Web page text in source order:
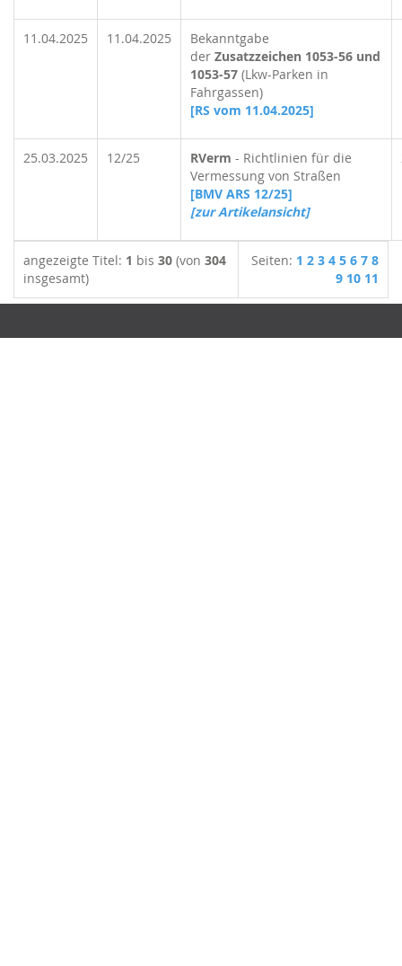
11.04.2025 11.04.2025
Bekanntgabe
der Zusatzzeichen 1053-56 und
1053-57 (Lkw-Parken in
Fahrgassen)
[RS vom 11.04.2025]
25.03.2025 12/25 RVerm - Richtlinien für die
Vermessung von Straßen
[BMV ARS 12/25]
[zur Artikelansicht]
angezeigte Titel: 1 bis 30 (von 304
insgesamt)
Seiten: 1 2 3 4 5 6 7 8
9 10 11